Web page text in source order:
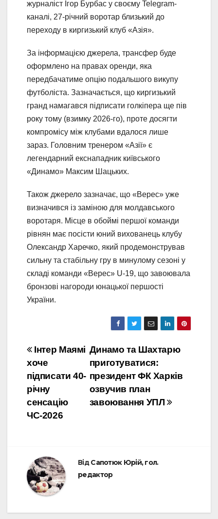
журналіст Ігор Бурбас у своєму Telegram-
каналі, 27-річний воротар близький до
переходу в киргизький клуб «Азія».
За інформацією джерела, трансфер буде
оформлено на правах оренди, яка
передбачатиме опцію подальшого викупу
футболіста. Зазначається, що киргизький
гранд намагався підписати голкіпера ще пів
року тому (взимку 2026-го), проте досягти
компромісу між клубами вдалося лише
зараз. Головним тренером «Азії» є
легендарний екснападник київського
«Динамо» Максим Шацьких.
Також джерело зазначає, що «Верес» уже
визначився із заміною для молдавського
воротаря. Місце в обоймі першої команди
рівнян має посісти юний вихованець клубу
Олександр Харечко, який продемонстрував
сильну та стабільну гру в минулому сезоні у
складі команди «Верес» U-19, що завоювала
бронзові нагороди юнацької першості
України.
Навігація
записів
Динамо та Шахтарю
приготуватися:
президент ФК Харків
озвучив план
завоювання УПЛ
Інтер Маямі
хоче
підписати 40-
річну
сенсацію
ЧС-2026
ВідСапотюк Юрій, гол.
редактор